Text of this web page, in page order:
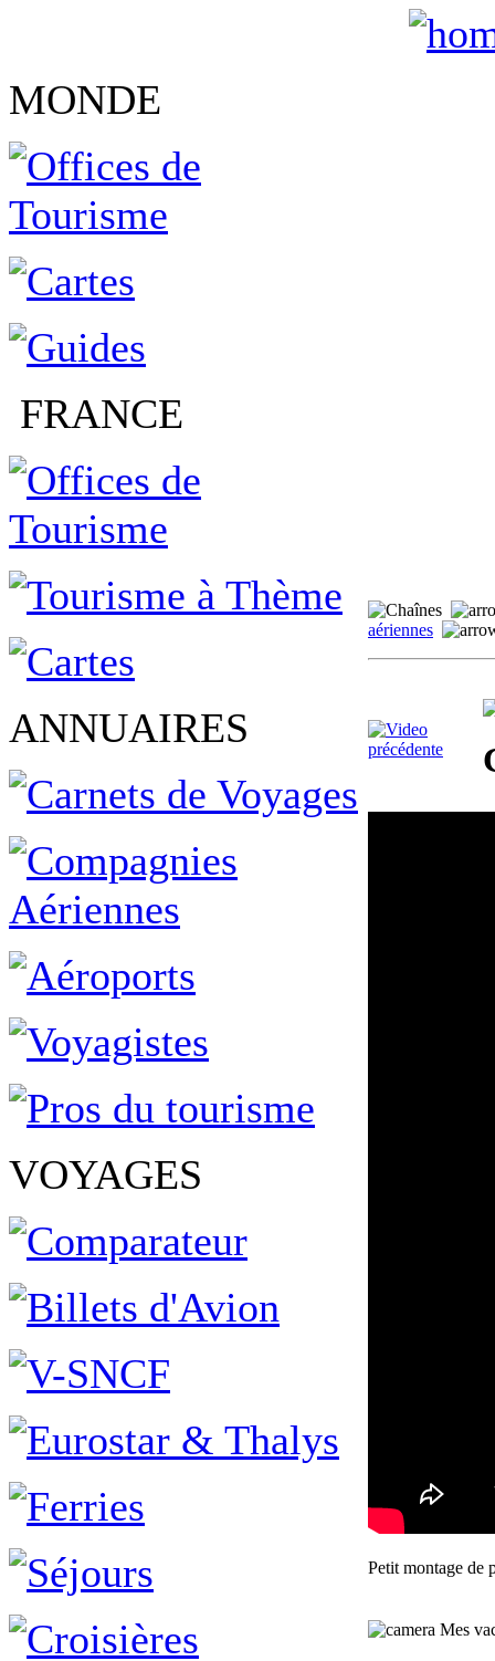
MONDE
FRANCE
ANNUAIRES
VOYAGES
aériennes
Petit montage de
Mes